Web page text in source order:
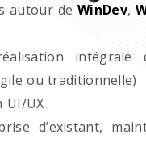
autour deWinDev,
intégrale
ou traditionnelle)
UX
d’existant,